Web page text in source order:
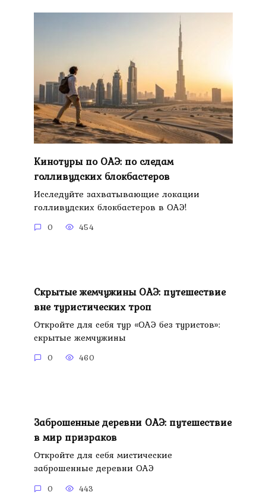
Кинотуры по ОАЭ: по следам
голливудских блокбастеров
Исследуйте захватывающие локации
голливудских блокбастеров в ОАЭ!
0 454
Скрытые жемчужины ОАЭ: путешествие
вне туристических троп
Откройте для себя тур «ОАЭ без туристов»:
скрытые жемчужины
0 460
Заброшенные деревни ОАЭ: путешествие
в мир призраков
Откройте для себя мистические
заброшенные деревни ОАЭ
0 443